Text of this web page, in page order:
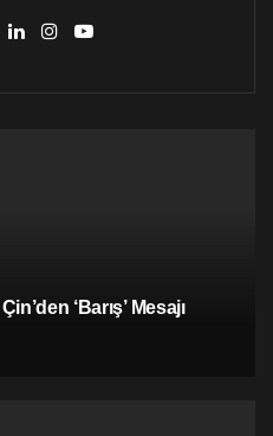
bildirildi. BM’ye
‘Barış’ Mesajı